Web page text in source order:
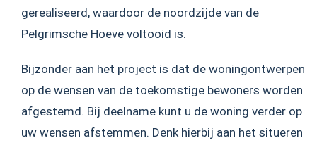
gerealiseerd, waardoor de noordzijde van de
Pelgrimsche Hoeve voltooid is.
Bijzonder aan het project is dat de woningontwerpen
op de wensen van de toekomstige bewoners worden
afgestemd. Bij deelname kunt u de woning verder op
uw wensen afstemmen. Denk hierbij aan het situeren